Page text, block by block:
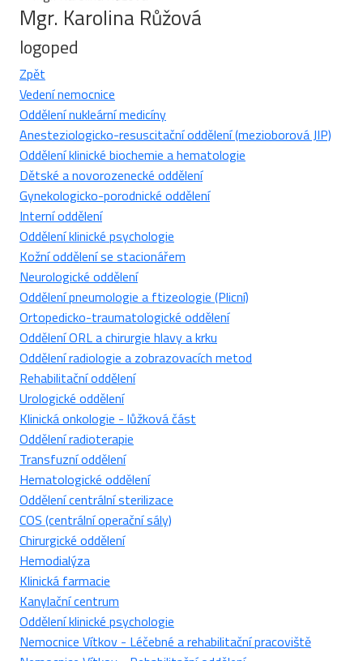
Mgr. Karolina Růžová
logoped
Zpět
Vedení nemocnice
Oddělení nukleární medicíny
Anesteziologicko-resuscitační oddělení (mezioborová JIP)
Oddělení klinické biochemie a hematologie
Dětské a novorozenecké oddělení
Gynekologicko-porodnické oddělení
Interní oddělení
Oddělení klinické psychologie
Kožní oddělení se stacionářem
Neurologické oddělení
Oddělení pneumologie a ftizeologie (Plicní)
Ortopedicko-traumatologické oddělení
Oddělení ORL a chirurgie hlavy a krku
Oddělení radiologie a zobrazovacích metod
Rehabilitační oddělení
Urologické oddělení
Klinická onkologie - lůžková část
Oddělení radioterapie
Transfuzní oddělení
Hematologické oddělení
Oddělení centrální sterilizace
COS (centrální operační sály)
Chirurgické oddělení
Hemodialýza
Klinická farmacie
Kanylační centrum
Oddělení klinické psychologie
Nemocnice Vítkov - Léčebné a rehabilitační pracoviště